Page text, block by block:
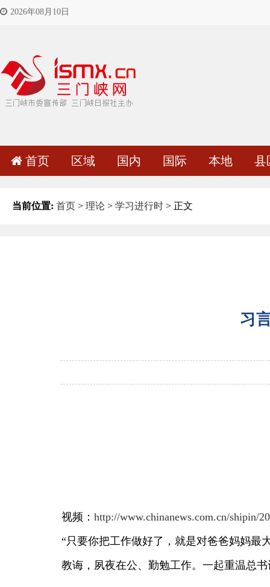
2026年08月10日
首页 区域 国内 国际 本地 县
当前位置: 首页 > 理论 > 学习进行时 > 正文
习
视频： http://www.chinanews.com.cn/shipin/
“只要你把工作做好了，就是对爸爸妈妈最
教诲，夙夜在公、勤勉工作。一起重温总